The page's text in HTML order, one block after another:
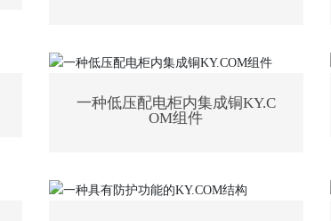
一种低压配电柜内集成铜KY.C
OM组件